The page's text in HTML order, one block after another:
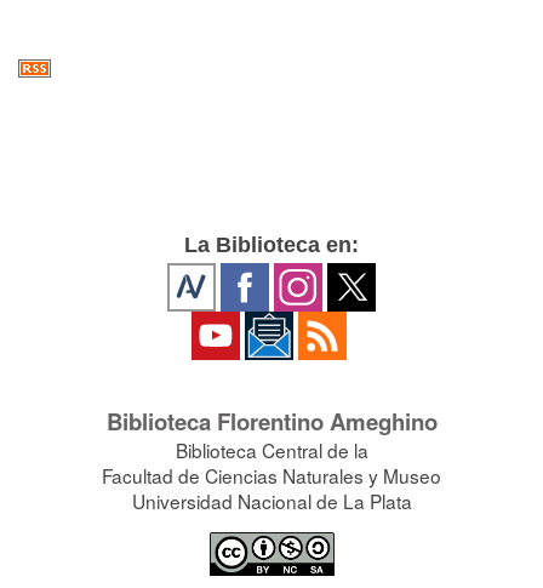
La Biblioteca en:
Biblioteca Florentino Ameghino
Biblioteca Central de la
Facultad de Ciencias Naturales y Museo
Universidad Nacional de La Plata